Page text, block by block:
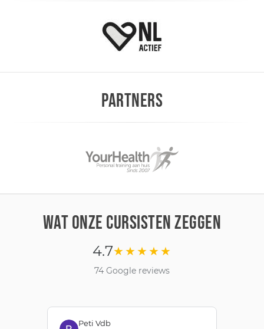
PARTNERS
WAT ONZE CURSISTEN ZEGGEN
4.7★★★★★
74 Google reviews
Peti Vdb